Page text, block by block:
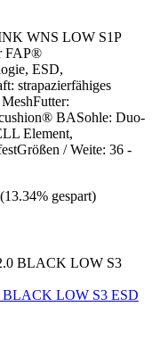
WNS LOW S1P
FAP®
ESD,
strapazierfähiges
BASohle: Duo-
Element,
/ Weite: 36 -
(13.34% gespart)
BLACK LOW S3 ESD